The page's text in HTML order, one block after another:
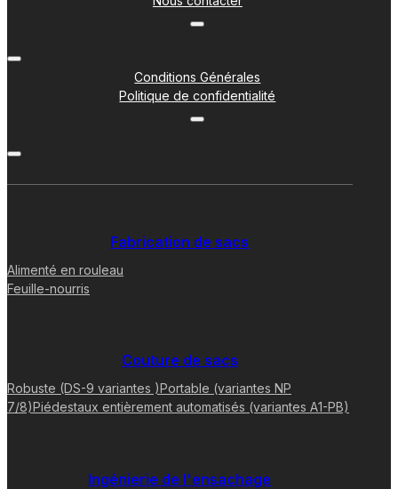
Conditions Générales
Politique de confidentialité
Fabrication de sacs
Alimenté en rouleau
Feuille-nourris
Couture de sacs
Robuste (DS-9 variantes )Portable (variantes NP
7/8)Piédestaux entièrement automatisés (variantes A1-PB)
Ingénierie de l'ensachage